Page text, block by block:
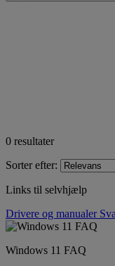
0 resultater
Sorter efter:
Links til selvhjælp
Drivere og manualer
Windows 11 FAQ